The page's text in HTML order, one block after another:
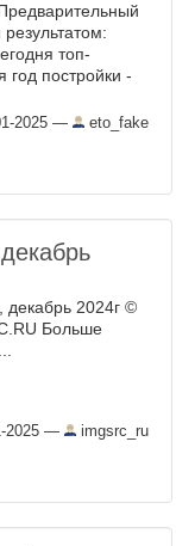
топ-
год постройки -
2025 — eto_fake
декабрь 2024г ©
Больше
2025 — imgsrc_ru